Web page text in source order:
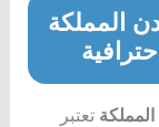
المملكة
تعتبر